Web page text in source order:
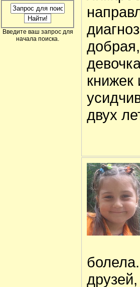
Введите ваш запрос для
начала поиска.
книжек
двух